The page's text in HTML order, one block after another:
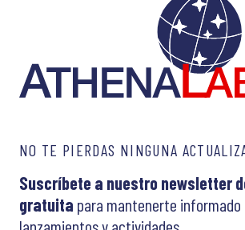
NO TE PIERDAS NINGUNA
Suscríbete a nuestro newsletter
gratuita para mantenerte
lanzamientos y actividades.